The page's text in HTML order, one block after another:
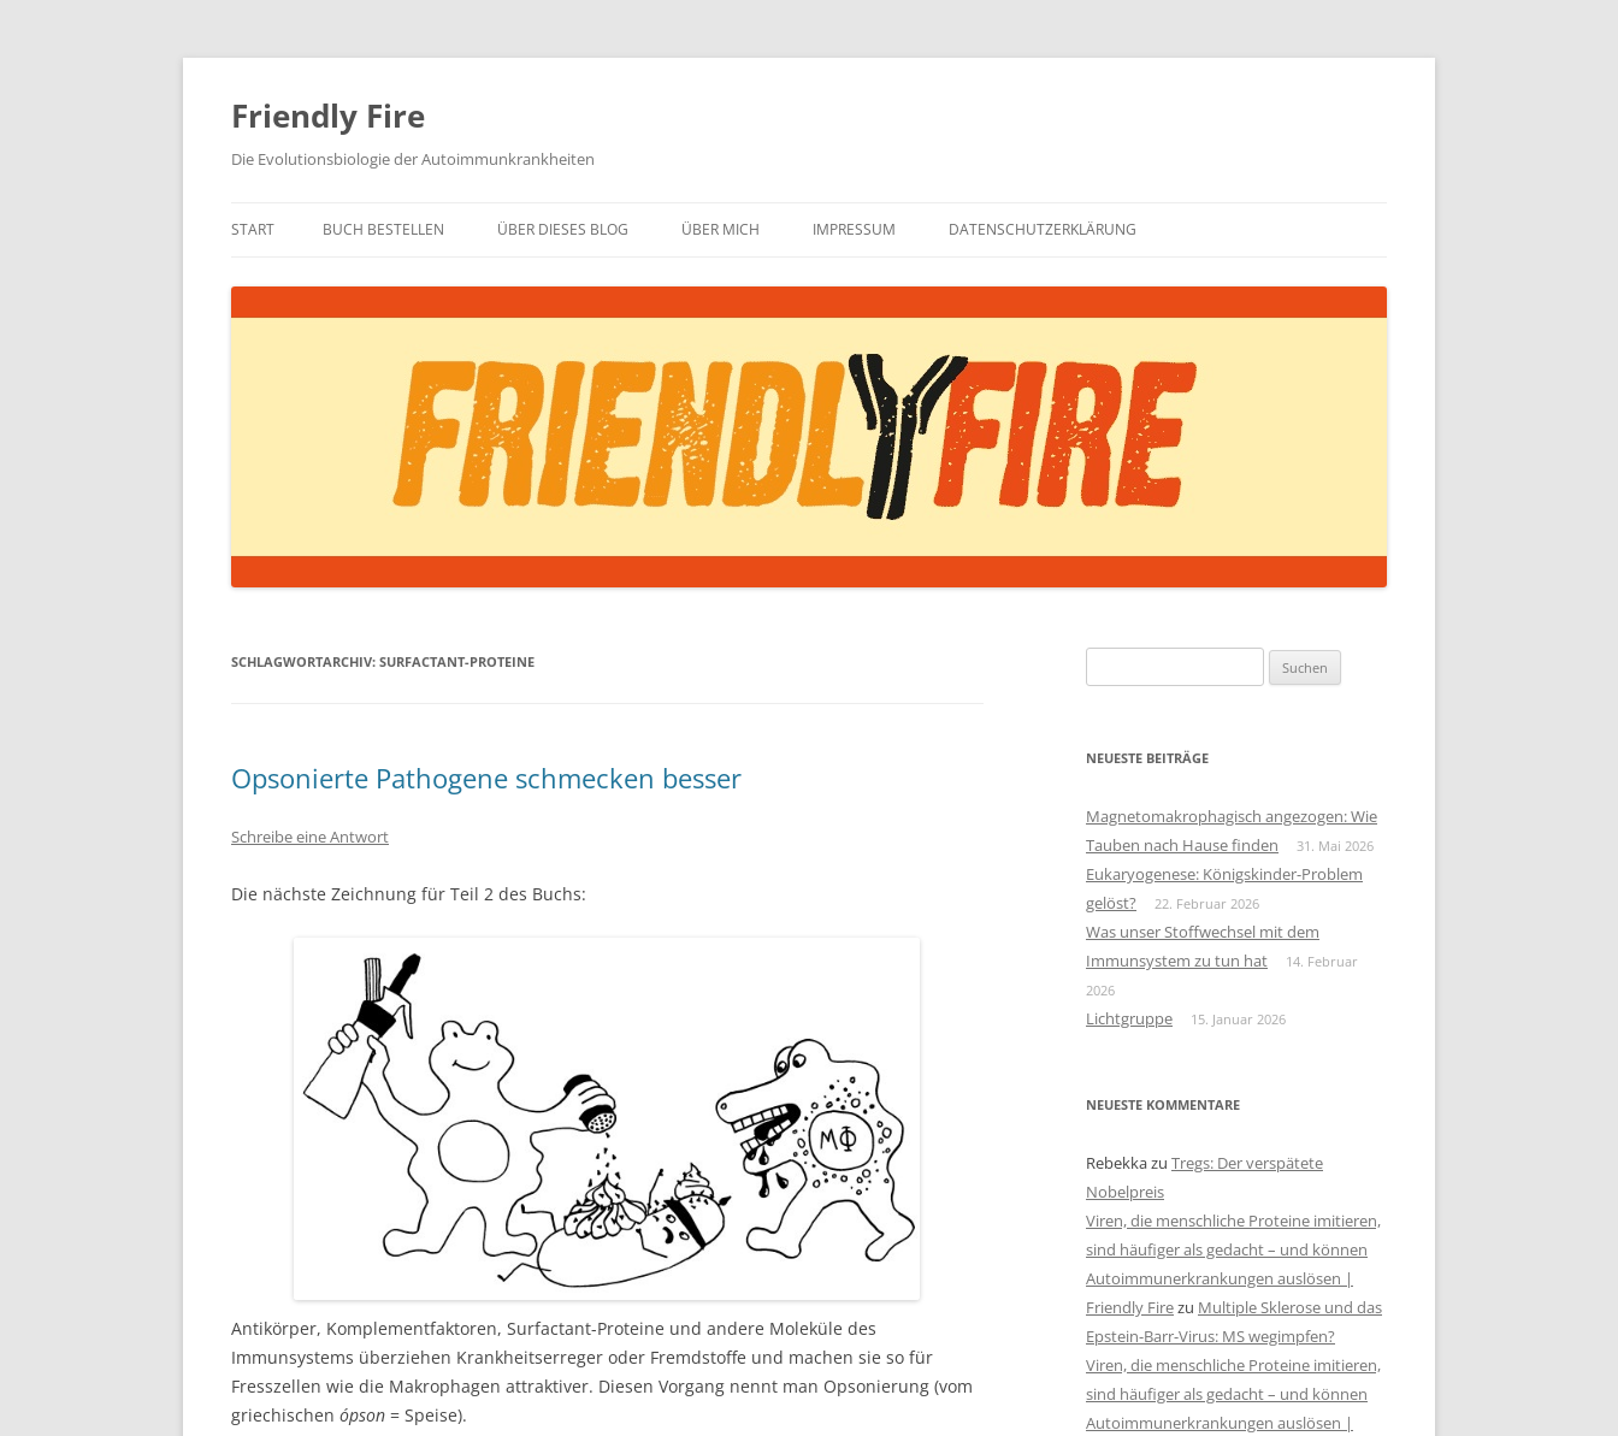
Zum
springen
Friendly Fire
Die Evolutionsbiologie der Autoimmunkrankheiten
START BUCH BESTELLEN ÜBER DIESES BLOG ÜBER MICH IMPRESSUM DATENSCHUTZERKLÄRUNG
SCHLAGWORTARCHIV: SURFACTANT-PROTEINE
Opsonierte Pathogene schmecken besser
Schreibe eine Antwort
Die nächste Zeichnung für Teil 2 des Buchs:
Antikörper, Komplementfaktoren, Surfactant-Proteine und andere Moleküle des
Immunsystems überziehen Krankheitserreger oder Fremdstoffe und machen sie so für
Fresszellen wie die Makrophagen attraktiver. Diesen Vorgang nennt man Opsonierung (vom
griechischen ópson = Speise).
nach:
NEUESTE BEITRÄGE
Magnetomakrophagisch angezogen: Wie
Tauben nach Hause finden
31. Mai 2026
Eukaryogenese: Königskinder-Problem
gelöst?
22. Februar 2026
Was unser Stoffwechsel mit dem
Immunsystem zu tun hat
14. Februar
2026
Lichtgruppe 15. Januar 2026
NEUESTE KOMMENTARE
Rebekkazu Tregs: Der verspätete
Nobelpreis
Viren, die menschliche Proteine imitieren,
sind häufiger als gedacht – und können
Autoimmunerkrankungen auslösen |
Friendly Firezu Multiple Sklerose und das
Epstein-Barr-Virus: MS wegimpfen?
Viren, die menschliche Proteine imitieren,
sind häufiger als gedacht – und können
Autoimmunerkrankungen auslösen |